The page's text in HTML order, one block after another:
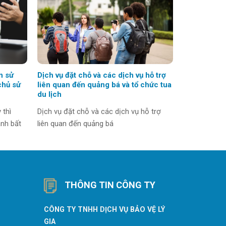
sử
sử
thì
bất
Dịch vụ đặt chỗ và các dịch vụ hỗ trợ
liên quan đến quảng bá và tổ chức tua
du lịch
Dịch vụ đặt chỗ và các dịch vụ hỗ trợ
liên quan đến quảng bá
THÔNG TIN CÔNG TY
CÔNG TY TNHH DỊCH VỤ BẢO VỆ LÝ
GIA